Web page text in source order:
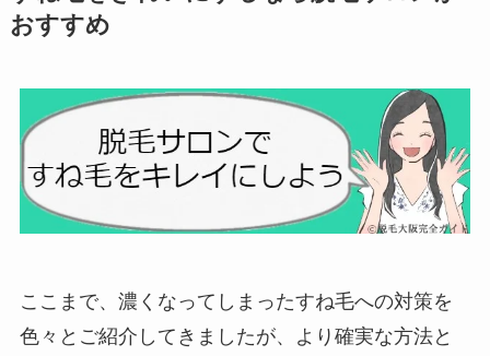
おすすめ
ここまで、濃くなってしまったすね毛への対策を
色々とご紹介してきましたが、より確実な方法と